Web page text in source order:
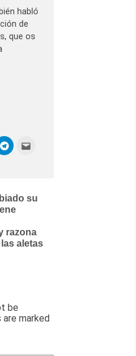
habló
de
que os
su
razona
aletas
be
are marked